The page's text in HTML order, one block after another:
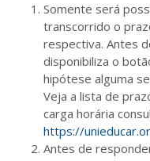
Somente será
transcorrido o
respectiva. Antes
disponibiliza o
hipótese alguma
Veja a lista de
carga horária
https://
Antes de